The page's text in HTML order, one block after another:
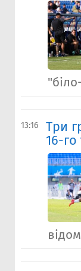
13:16
Три
16-